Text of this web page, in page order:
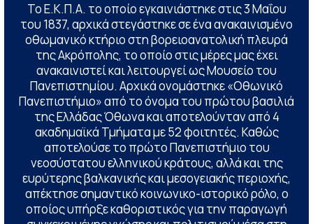
Το Ε.Κ.Π.Α. το οποίο εγκαινιάστηκε στις 3 Μαΐου
του 1837, αρχικά στεγάστηκε σε ένα ανακαινισμένο
οθωμανικό κτήριο στη βορειοανατολική πλευρά
της Ακρόπολης, το οποίο στις μέρες μας έχει
ανακαινιστεί και λειτουργεί ως Μουσείο του
Πανεπιστημίου. Αρχικά ονομάστηκε «Οθωνικό
Πανεπιστήμιο» από το όνομα του πρώτου βασιλιά
της Ελλάδας Όθωνα και αποτελούνταν από 4
ακαδημαϊκά Τμήματα με 52 φοιτητές. Καθώς
αποτελούσε το πρώτο Πανεπιστήμιο του
νεοσύστατου ελληνικού κράτους, αλλά και της
ευρύτερης βαλκανικής και μεσογειακής περιοχής,
απέκτησε σημαντικό κοινωνικο-ιστορικό ρόλο, ο
οποίος υπήρξε καθοριστικός για την παραγωγή